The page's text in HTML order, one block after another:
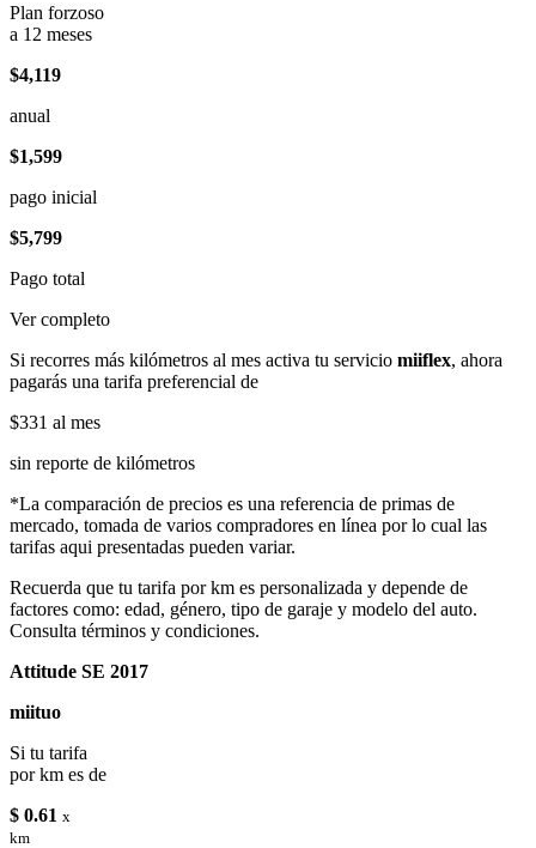
Plan forzoso
a 12 meses
$4,119
anual
$1,599
pago inicial
$5,799
Pago total
Ver completo
Si recorres más kilómetros al mes activa tu servicio miiflex, ahora
pagarás una tarifa preferencial de
$331 al mes
sin reporte de kilómetros
*La comparación de precios es una referencia de primas de
mercado, tomada de varios compradores en línea por lo cual las
tarifas aqui presentadas pueden variar.
Recuerda que tu tarifa por km es personalizada y depende de
factores como: edad, género, tipo de garaje y modelo del auto.
Consulta términos y condiciones.
Attitude SE 2017
miituo
Si tu tarifa
por km es de
$ 0.61 x
km